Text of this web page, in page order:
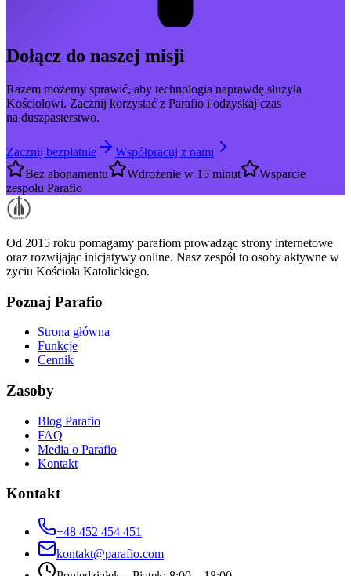
Dołącz do naszej misji
Razem możemy sprawić, aby technologia naprawdę służyła
Kościołowi. Zacznij korzystać z Parafio i odzyskaj czas
na duszpasterstwo.
Zacznij bezpłatnie
Współpracuj z nami
Bez abonamentu
Wdrożenie w 15 minut
Wsparcie
zespołu Parafio
Od 2015 roku pomagamy parafiom prowadząc strony internetowe
oraz rozwijając inicjatywy online. Nasz zespół to osoby aktywne w
życiu Kościoła Katolickiego.
Poznaj Parafio
Strona główna
Funkcje
Cennik
Zasoby
Blog Parafio
FAQ
Media o Parafio
Kontakt
Kontakt
+48 452 454 451
kontakt@parafio.com